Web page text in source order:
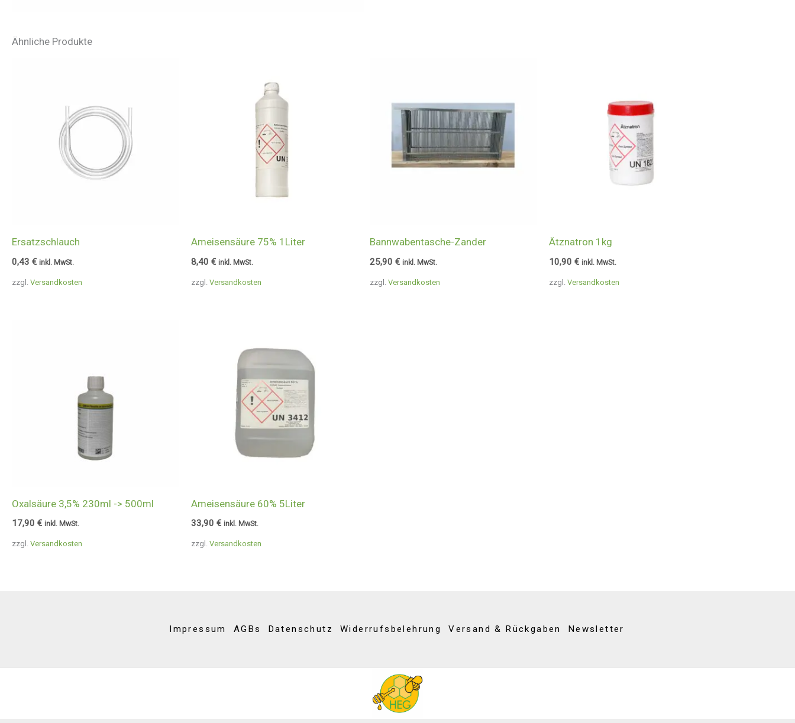
Ähnliche Produkte
zzgl. Versandkosten
Ersatzschlauch
0,43 € inkl. MwSt.
zzgl. Versandkosten
Ameisensäure 75% 1Liter
8,40 € inkl. MwSt.
zzgl.Versandkosten
Bannwabentasche-Zander
25,90€ inkl. MwSt.
zzgl. Versandkosten
Ätznatron 1kg
10,90 € inkl. MwSt.
zzgl. Versandkosten
Oxalsäure 3,5% 230ml -> 500ml
17,90 € inkl. MwSt.
zzgl. Versandkosten
Ameisensäure 60% 5Liter
33,90 € inkl. MwSt.
Impressum AGBs Datenschutz Widerrufsbelehrung Versand & Rückgaben Newsletter